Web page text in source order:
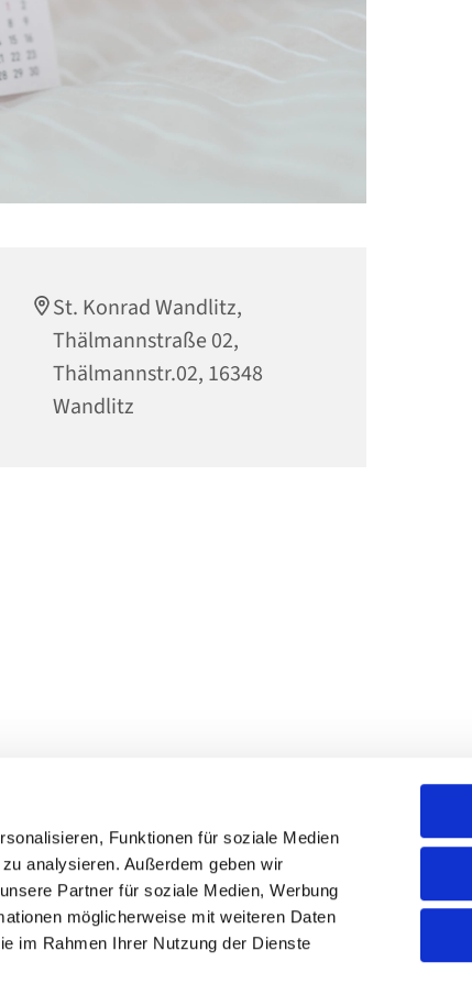
Funktionen für soziale Medien
analysieren. Außerdem geben wir
Partner für soziale Medien, Werbung
möglicherweise mit weiteren Daten
im Rahmen Ihrer Nutzung der Dienste
St. Konrad Wandlitz,
Thälmannstraße 02,
Thälmannstr.02, 16348
Wandlitz
zum Schutz vor
Gewalt
Hinweisgebersystem